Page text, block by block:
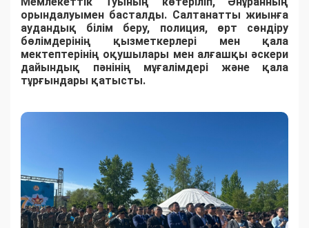
орындалуымен басталды. Салтанатты жиынға
аудандық білім беру, полиция, өрт сөндіру
бөлімдерінің қызметкерлері мен қала
мектептерінің оқушылары мен алғашқы әскери
дайындық пәнінің мұғалімдері және қала
тұрғындары қатысты.